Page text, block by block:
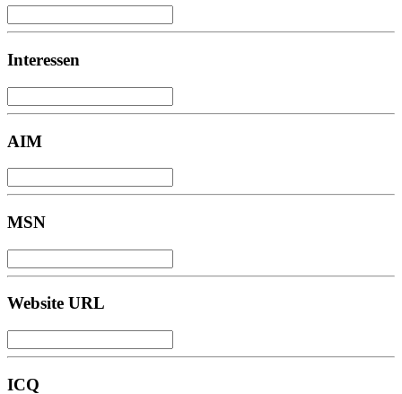
Interessen
AIM
MSN
Website URL
ICQ